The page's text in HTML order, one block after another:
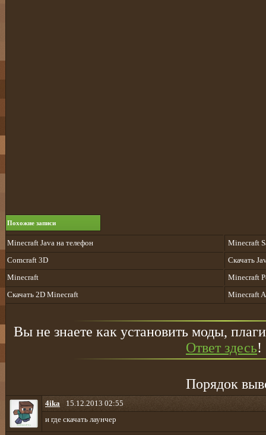
Похожие записи
Minecraft Java на телефон
Minecraft
Comcraft 3D
Скачать
Minecraft
Minecraft
Скачать 2D Minecraft
Minecraft
Вы не знаете как установить моды,
Ответ здесь!
Порядок
4ika
15.12.2013 02:55
и где скачать лаунчер